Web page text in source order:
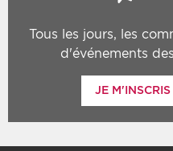
Tous les jours, les
d'événements
JE